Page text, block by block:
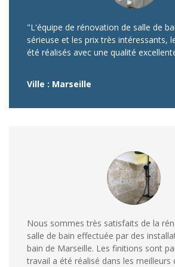
"L'équipe de rénovation de salle de
sérieuse et les prix très intéressants,
été réalisés avec une qualité
Ville : Marseille
Nous sommes très satisfaits de la
salle de bain effectuée par des
bain de Marseille. Les finitions sont
travail a été réalisé dans les meilleurs